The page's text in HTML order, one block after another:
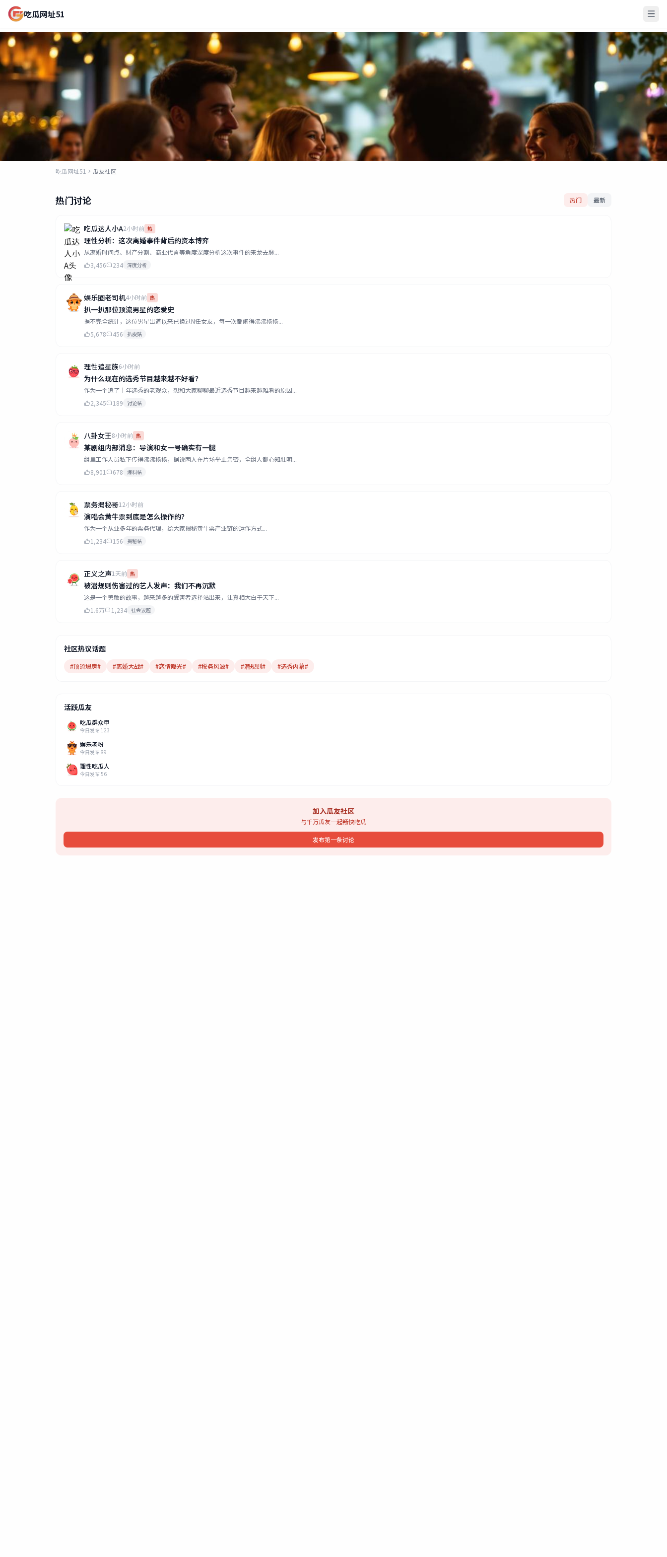
吃瓜网址51
吃瓜网址51瓜友社区
吃瓜网址51 瓜友社区
热门讨论 热门 最新
吃瓜达人小A2小时前 热
理性分析：这次离婚事件背后的资本博弈
从离婚时间点、财产分割、商业代言等角度深度分析这次事件的来龙去脉...
3,456
234 深度分析
娱乐圈老司机4小时前 热
扒一扒那位顶流男星的恋爱史
据不完全统计，这位男星出道以来已换过N任女友，每一次都闹得沸沸扬扬...
5,678
456 扒皮贴
理性追星族6小时前
为什么现在的选秀节目越来越不好看？
作为一个追了十年选秀的老观众，想和大家聊聊最近选秀节目越来越难看的原因...
2,345
189 讨论帖
八卦女王8小时前 热
某剧组内部消息：导演和女一号确实有一腿
组里工作人员私下传得沸沸扬扬，据说两人在片场举止亲密，全组人都心知肚明...
8,901
678 爆料帖
票务揭秘哥12小时前
演唱会黄牛票到底是怎么操作的？
作为一个从业多年的票务代理，给大家揭秘黄牛票产业链的运作方式...
1,234
156 揭秘帖
正义之声1天前 热
被潜规则伤害过的艺人发声：我们不再沉默
这是一个勇敢的故事，越来越多的受害者选择站出来，让真相大白于天下...
1.6万
1,234 社会议题
社区热议话题
#顶流塌房# #离婚大战# #恋情曝光# #税务风波# #潜规则# #选秀内幕#
活跃瓜友
吃瓜群众甲
今日发帖 123
娱乐老粉
今日发帖 89
理性吃瓜人
今日发帖 56
加入瓜友社区
与千万瓜友一起畅快吃瓜
发布第一条讨论